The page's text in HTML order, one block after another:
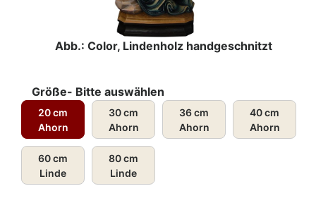
Abb.: Color, Lindenholz handgeschnitzt
Größe- Bitte auswählen
20 cm
Ahorn
30 cm
Ahorn
36 cm
Ahorn
40 cm
Ahorn
60 cm
Linde
80 cm
Linde